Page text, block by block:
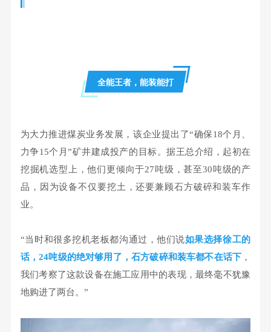
全能王者，能装能打
为大力推进煤炭业务发展，该企业提出了“确保18个月、
力争15个月”矿井建成投产的目标。据王总介绍，起初在
挖掘机选型上，他们更倾向于27吨级，甚至30吨级的产
品，因为设备不仅要挖土，还要兼顾石方破碎和装车作
业。
“当时和很多挖机老板都沟通过，他们说如果选择徐工的
话，24吨级的绝对够用了，石方破碎和装车都不在话下 ，
我们考察了这款设备在施工应用中的表现，最终毫不犹豫
地购进了两台。”